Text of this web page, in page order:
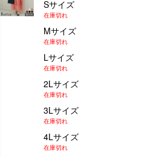
Sサイズ
在庫切れ
Mサイズ
在庫切れ
Lサイズ
在庫切れ
2Lサイズ
在庫切れ
3Lサイズ
在庫切れ
4Lサイズ
在庫切れ